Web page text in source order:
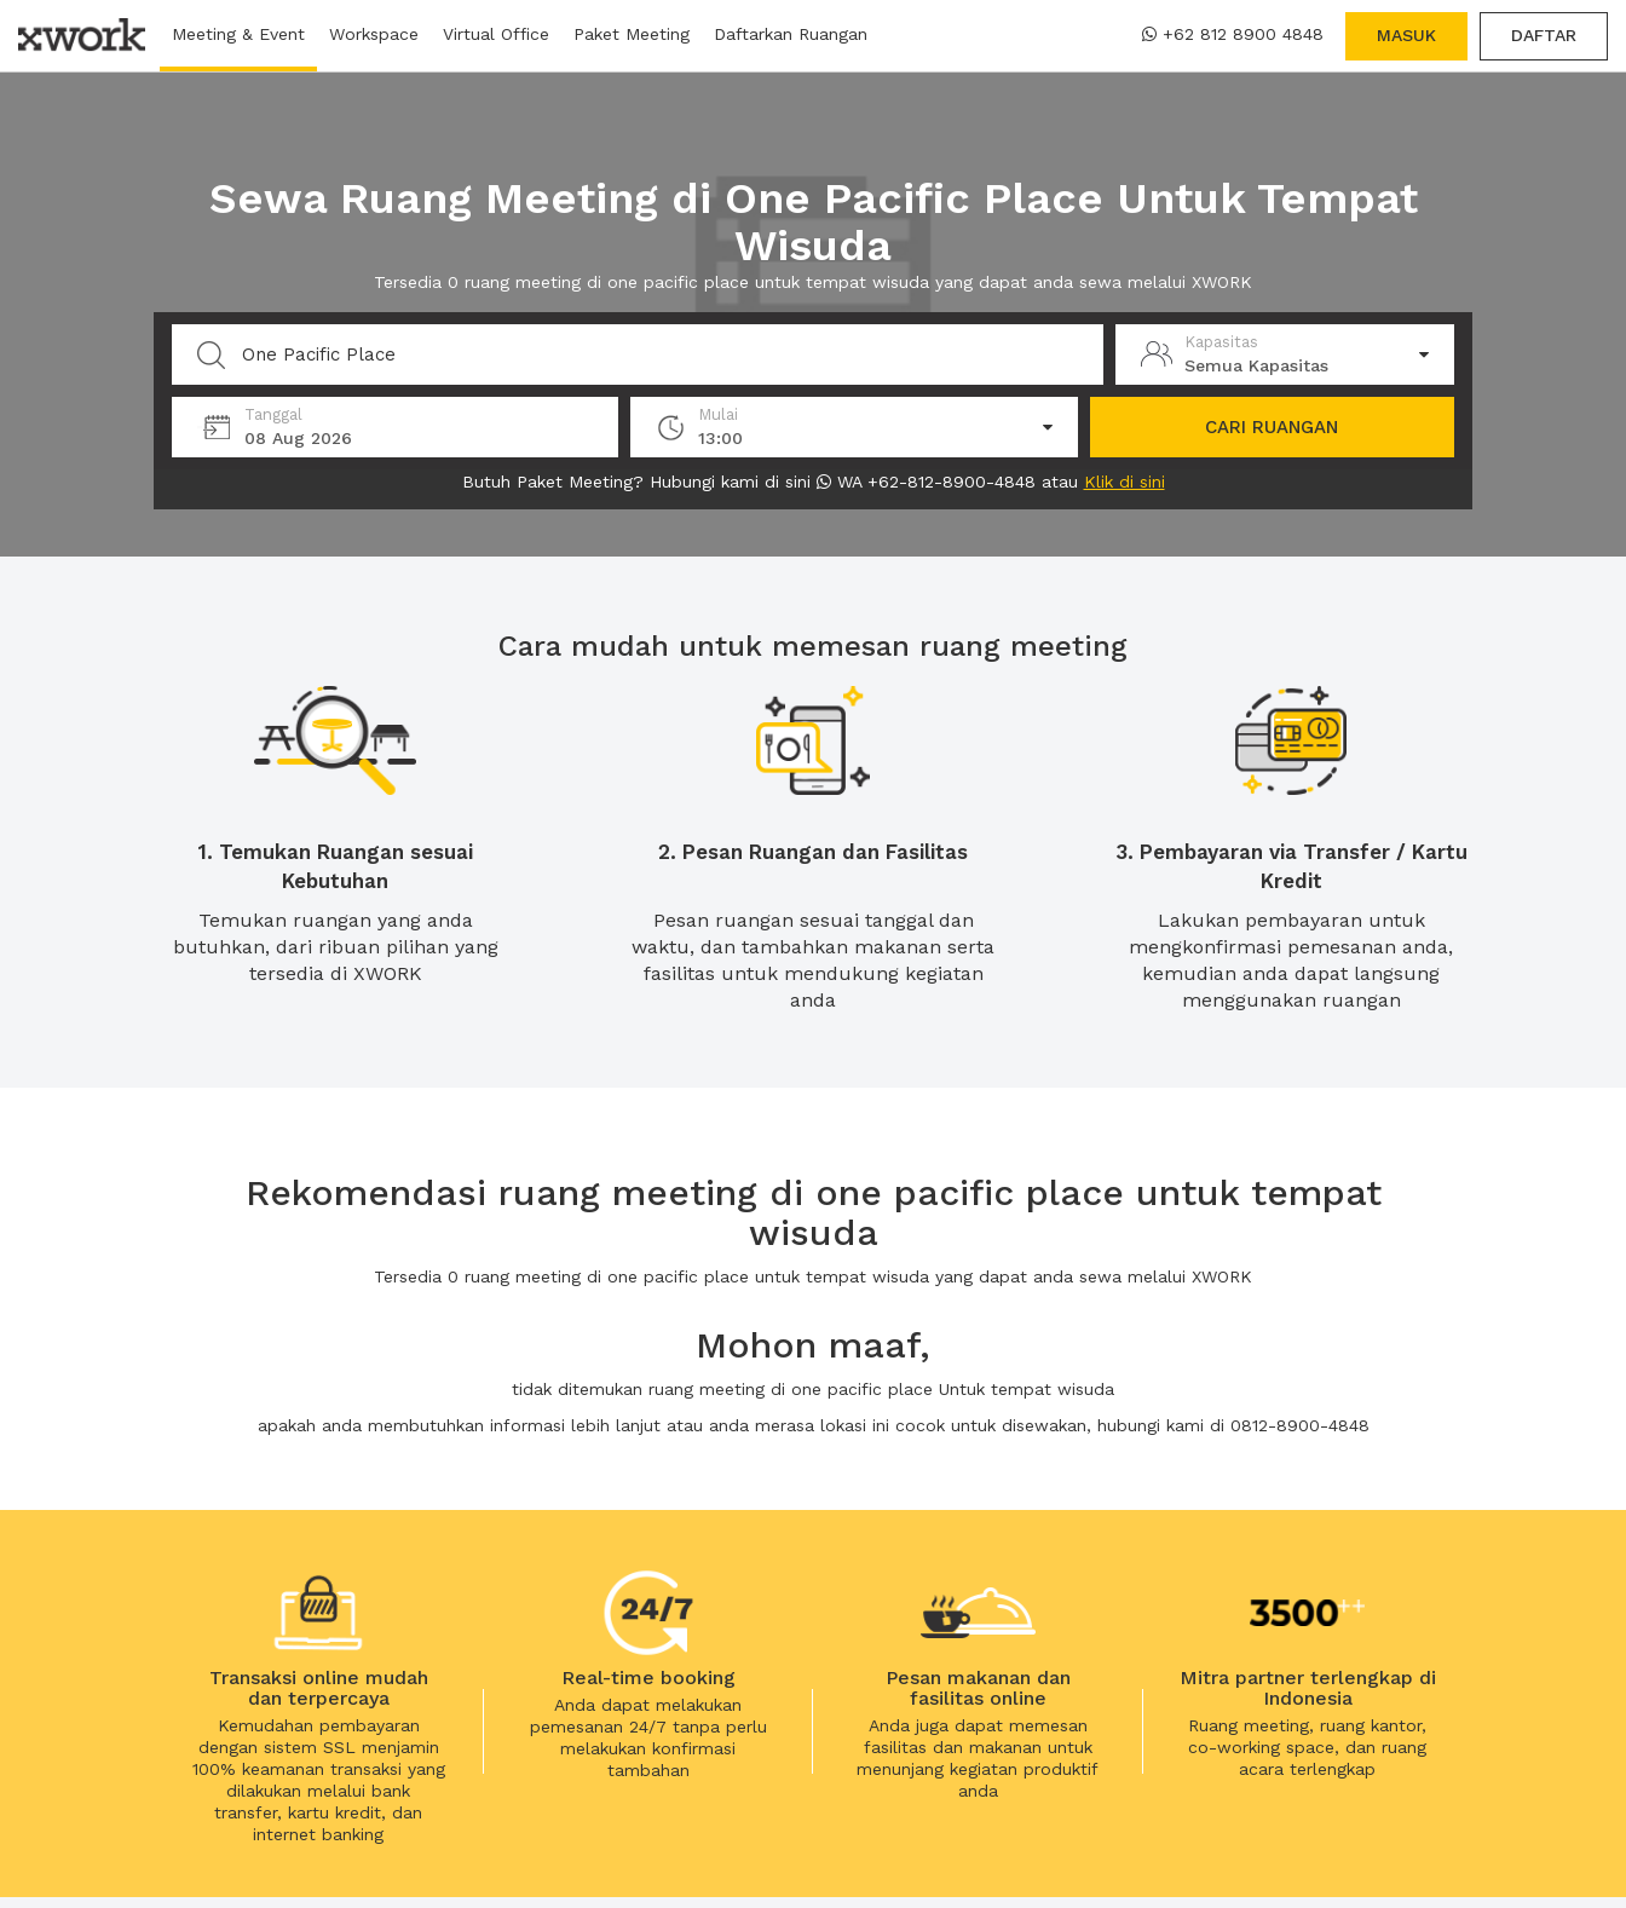
Meeting & Event Workspace Virtual Office Paket Meeting Daftarkan Ruangan +62 812 8900 4848 MASUK DAFTAR
Sewa Ruang Meeting di One Pacific Place Untuk Tempat
Wisuda
Tersedia 0 ruang meeting di one pacific place untuk tempat wisuda yang dapat anda sewa melalui XWORK
Kapasitas
Semua Kapasitas
Tanggal
08 Aug 2026
Mulai
13:00
CARI RUANGAN
Butuh Paket Meeting? Hubungi kami di sini WA +62-812-8900-4848 atau Klik di sini
Cara mudah untuk memesan ruang meeting
1. Temukan Ruangan sesuai
Kebutuhan
Temukan ruangan yang anda
butuhkan, dari ribuan pilihan yang
tersedia di XWORK
2. Pesan Ruangan dan Fasilitas
Pesan ruangan sesuai tanggal dan
waktu, dan tambahkan makanan serta
fasilitas untuk mendukung kegiatan
anda
3. Pembayaran via Transfer / Kartu
Kredit
Lakukan pembayaran untuk
mengkonfirmasi pemesanan anda,
kemudian anda dapat langsung
menggunakan ruangan
Rekomendasi ruang meeting di one pacific place untuk tempat
wisuda
Tersedia 0 ruang meeting di one pacific place untuk tempat wisuda yang dapat anda sewa melalui XWORK
Mohon maaf,
tidak ditemukan ruang meeting di one pacific place Untuk tempat wisuda
apakah anda membutuhkan informasi lebih lanjut atau anda merasa lokasi ini cocok untuk disewakan, hubungi kami di 0812-8900-4848
Transaksi online mudah
dan terpercaya
Kemudahan pembayaran
dengan sistem SSL menjamin
100% keamanan transaksi yang
dilakukan melalui bank
transfer, kartu kredit, dan
internet banking
Real-time booking
Anda dapat melakukan
pemesanan 24/7 tanpa perlu
melakukan konfirmasi
tambahan
Pesan makanan dan
fasilitas online
Anda juga dapat memesan
fasilitas dan makanan untuk
menunjang kegiatan produktif
anda
Mitra partner terlengkap di
Indonesia
Ruang meeting, ruang kantor,
co-working space, dan ruang
acara terlengkap